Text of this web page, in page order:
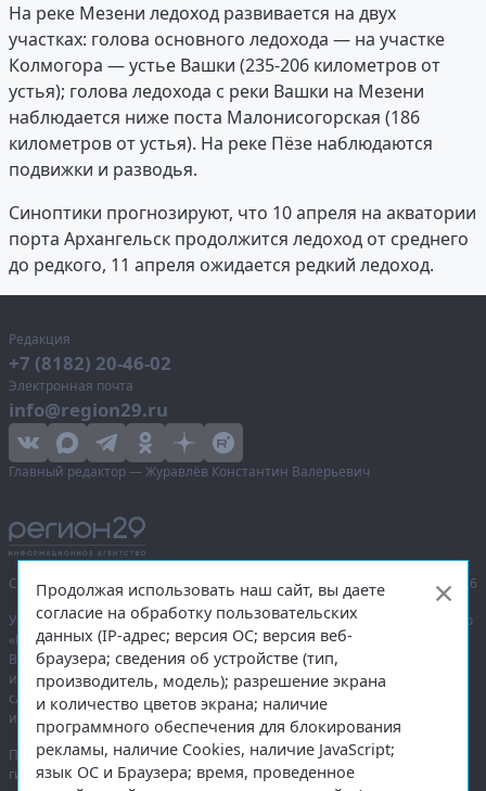
На реке Мезени ледоход развивается на двух
участках: голова основного ледохода — на участке
Колмогора — устье Вашки (235-206 километров от
устья); голова ледохода с реки Вашки на Мезени
наблюдается ниже поста Малонисогорская (186
километров от устья). На реке Пёзе наблюдаются
подвижки и разводья.
Синоптики прогнозируют, что 10 апреля на акватории
порта Архангельск продолжится ледоход от среднего
до редкого, 11 апреля ожидается редкий ледоход.
Редакция
+7 (8182) 20-46-02
Электронная почта
info@region29.ru
Главный редактор — Журавлёв Константин Валерьевич
Сетевое издание «Информационное агентство Регион 29»,
© 2016–2026
Учредитель — общество с ограниченной ответственностью «Агентство
«Правда Севера».
Выписка из реестра зарегистрированных средств массовой
информации:ЭЛ № ФС 77-74226от 09.11.2018 выдано Федеральной
службой по надзору в сфере связи, информационных технологий
и массовых коммуникаций (Роскомнадзор).
При полном или частичном использовании любых материалов
гиперссылка на region29.ruобязательна. Копирование материалов без
Продолжая использовать наш сайт, вы даете
согласие на обработку пользовательских
данных (IP-адрес; версия ОС; версия веб-
браузера; сведения об устройстве (тип,
производитель, модель); разрешение экрана
и количество цветов экрана; наличие
программного обеспечения для блокирования
рекламы, наличие Cookies, наличие JavaScript;
язык ОС и Браузера; время, проведенное